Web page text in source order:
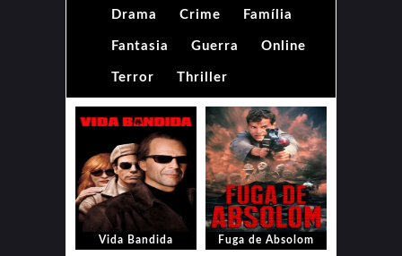
Drama Crime Família
Fantasia Guerra Online
Terror Thriller
Vida Bandida Fuga de Absolom